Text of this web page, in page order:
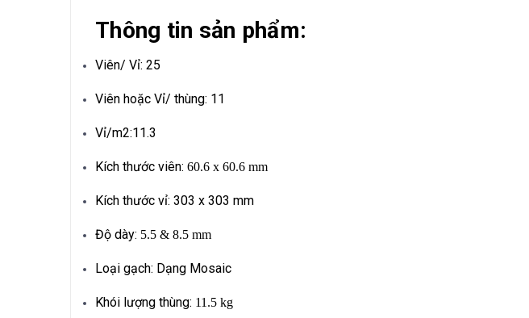
Thông tin sản phẩm:
Viên/ Vỉ: 25
Viên hoặc Vỉ/ thùng: 11
Vỉ/m2:11.3
Kích thước viên: 60.6 x 60.6 mm
Kích thước vỉ: 303 x 303 mm
Độ dày: 5.5 & 8.5 mm
Loại gạch: Dạng Mosaic
Khói lượng thùng: 11.5 kg